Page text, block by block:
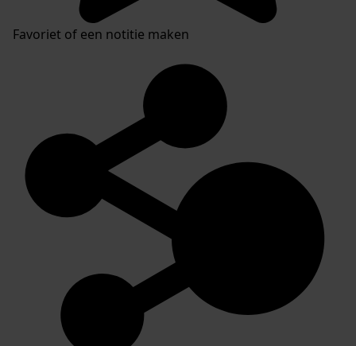
Favoriet of een notitie maken